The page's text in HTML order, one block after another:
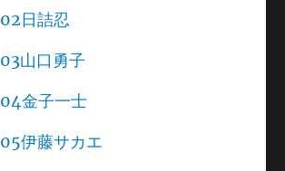
02日詰忍
03山口勇子
04金子一士
05伊藤サカエ